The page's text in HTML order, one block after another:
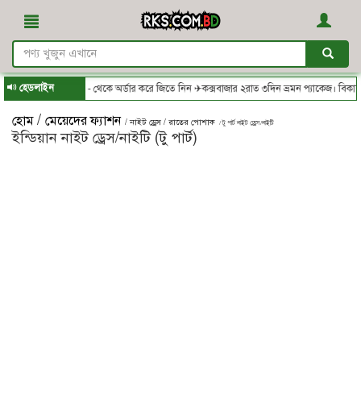
হেডলাইন
RKS.com.bd - থেকে অর্ডার করে জিতে নিন ✈কক্সবাজার ২রাত ৩দিন ভ্রমন প্যাকেজ। বিকাশ/
হোম / মেয়েদের ফ্যাশন / নাইট ড্রেস / রাতের পোশাক / টু পার্ট নাইট ড্রেস/নাইটি
ইন্ডিয়ান নাইট ড্রেস/নাইটি (টু পার্ট)